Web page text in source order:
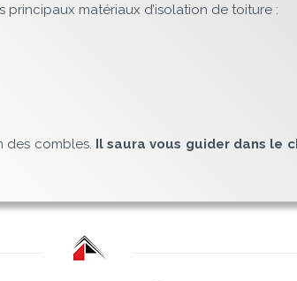
principaux matériaux d’isolation de toiture :
des combles. Il saura vous guider dans le